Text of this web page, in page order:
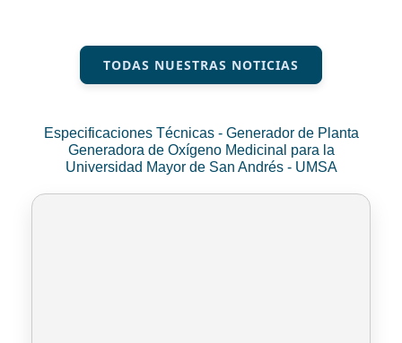
TODAS NUESTRAS NOTICIAS
Especificaciones Técnicas - Generador de Planta
Generadora de Oxígeno Medicinal para la
Universidad Mayor de San Andrés - UMSA